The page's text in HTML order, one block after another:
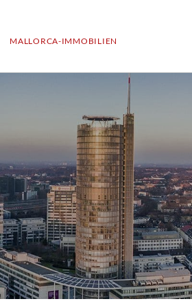
MALLORCA-IMMOBILIEN